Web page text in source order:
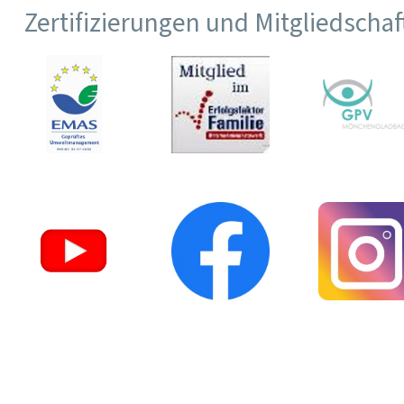
Zertifizierungen und